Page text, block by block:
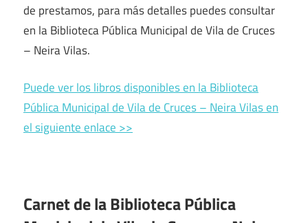
de prestamos, para más detalles puedes consultar
en la Biblioteca Pública Municipal de Vila de Cruces
– Neira Vilas.
Puede ver los libros disponibles en la Biblioteca
Pública Municipal de Vila de Cruces – Neira Vilas en
el siguiente enlace >>
Carnet de la Biblioteca Pública